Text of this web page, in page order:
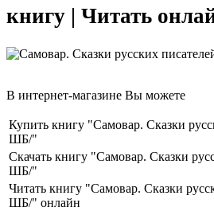
книгу | Читать
В интернет-магазине Вы можете
Купить книгу "Самовар. Сказки
ШБ/"
Скачать книгу "Самовар. Сказки
ШБ/"
Читать книгу "Самовар. Сказки
ШБ/" онлайн